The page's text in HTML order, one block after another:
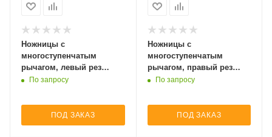
Ножницы с
многоступенчатым
рычагом, левый рез
MA401
По запросу
ПОД ЗАКАЗ
Ножницы с
многоступенчатым
рычагом, правый рез
MA411
По запросу
ПОД ЗАКАЗ